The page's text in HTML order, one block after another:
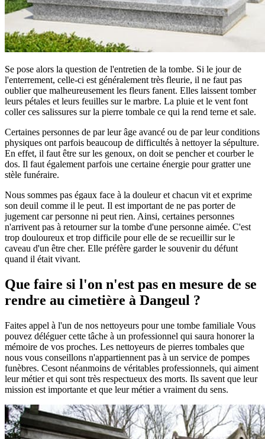
Se pose alors la question de l'entretien de la tombe. Si le jour de
l'enterrement, celle-ci est généralement très fleurie, il ne faut pas
oublier que malheureusement les fleurs fanent. Elles laissent tomber
leurs pétales et leurs feuilles sur le marbre. La pluie et le vent font
coller ces salissures sur la pierre tombale ce qui la rend terne et sale.
Certaines personnes de par leur âge avancé ou de par leur conditions
physiques ont parfois beaucoup de difficultés à nettoyer la sépulture.
En effet, il faut être sur les genoux, on doit se pencher et courber le
dos. Il faut également parfois une certaine énergie pour gratter une
stèle funéraire.
Nous sommes pas égaux face à la douleur et chacun vit et exprime
son deuil comme il le peut. Il est important de ne pas porter de
jugement car personne ni peut rien. Ainsi, certaines personnes
n'arrivent pas à retourner sur la tombe d'une personne aimée. C'est
trop douloureux et trop difficile pour elle de se recueillir sur le
caveau d'un être cher. Elle préfère garder le souvenir du défunt
quand il était vivant.
Que faire si l'on n'est pas en mesure de se
rendre au cimetière à Dangeul ?
Faites appel à l'un de nos nettoyeurs pour une tombe familiale Vous
pouvez déléguer cette tâche à un professionnel qui saura honorer la
mémoire de vos proches. Les nettoyeurs de pierres tombales que
nous vous conseillons n'appartiennent pas à un service de pompes
funèbres. Cesont néanmoins de véritables professionnels, qui aiment
leur métier et qui sont très respectueux des morts. Ils savent que leur
mission est importante et que leur métier a vraiment du sens.